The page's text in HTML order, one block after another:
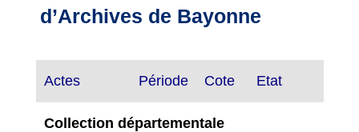
d’Archives de Bayonne
Actes Période Cote Etat
Collection départementale